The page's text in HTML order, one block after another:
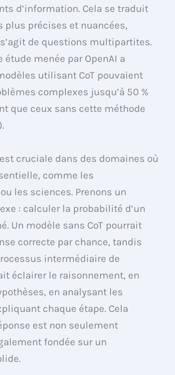
d’information. Cela se traduit
plus précises et nuancées,
de questions multipartites.
étude menée par OpenAI a
utilisant CoT pouvaient
complexes jusqu’à 50 %
que ceux sans cette méthode
cruciale dans des domaines où
comme les
les sciences. Prenons un
: calculer la probabilité d’un
Un modèle sans CoT pourrait
correcte par chance, tandis
intermédiaire de
éclairer le raisonnement, en
en analysant les
chaque étape. Cela
est non seulement
fondée sur un